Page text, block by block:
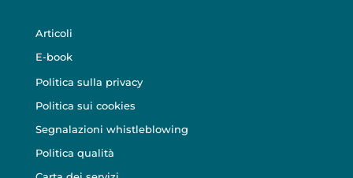
Articoli
E-book
Politica sulla privacy
Politica sui cookies
Segnalazioni whistleblowing
Politica qualità